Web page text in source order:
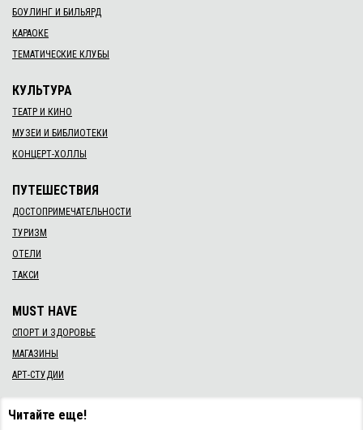
БОУЛИНГ И БИЛЬЯРД
КАРАОКЕ
ТЕМАТИЧЕСКИЕ КЛУБЫ
КУЛЬТУРА
ТЕАТР И КИНО
МУЗЕИ И БИБЛИОТЕКИ
КОНЦЕРТ-ХОЛЛЫ
ПУТЕШЕСТВИЯ
ДОСТОПРИМЕЧАТЕЛЬНОСТИ
ТУРИЗМ
ОТЕЛИ
ТАКСИ
MUST HAVE
СПОРТ И ЗДОРОВЬЕ
МАГАЗИНЫ
АРТ-СТУДИИ
Читайте еще!